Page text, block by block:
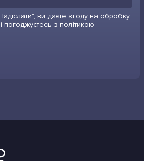
ви даєте згоду на обробку
погоджуєтесь з політикою